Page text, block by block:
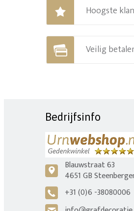
Hoogste
Veilig
Bedrijfsinfo
c
Blauwstraat 63
4651 GB
A +31 (0)6 -38080006